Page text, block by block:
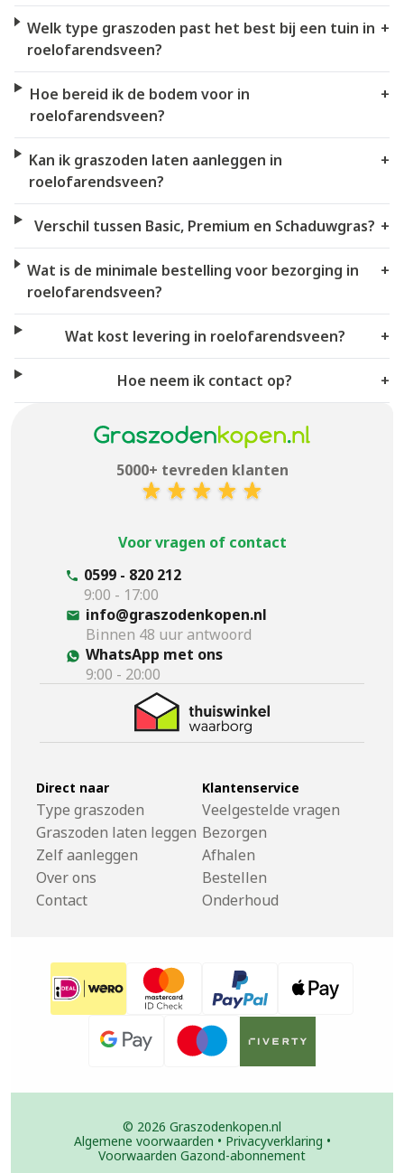
Welk type graszoden past het best bij een tuin in
roelofarendsveen?
+
Hoe bereid ik de bodem voor in
roelofarendsveen?
+
Kan ik graszoden laten aanleggen in
roelofarendsveen?
+
Verschil tussen Basic, Premium en Schaduwgras? +
Wat is de minimale bestelling voor bezorging in
roelofarendsveen?
+
Wat kost levering in roelofarendsveen? +
Hoe neem ik contact op? +
5000+ tevreden klanten
Voor vragen of contact
0599 - 820 212
9:00 - 17:00
info@graszodenkopen.nl
Binnen 48 uur antwoord
WhatsApp met ons
9:00 - 20:00
Direct naar
Type graszoden
Graszoden laten leggen
Zelf aanleggen
Over ons
Contact
Klantenservice
Veelgestelde vragen
Bezorgen
Afhalen
Bestellen
Onderhoud
© 2026 Graszodenkopen.nl
Algemene voorwaarden • Privacyverklaring •
Voorwaarden Gazond-abonnement